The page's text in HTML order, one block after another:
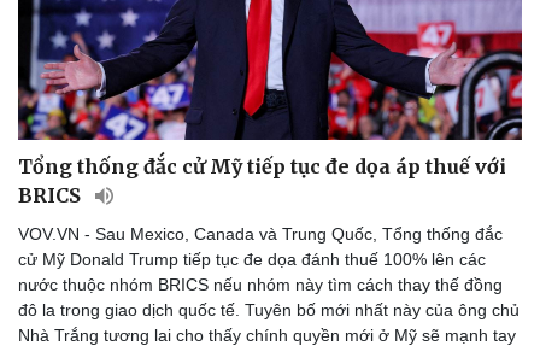
Tổng thống đắc cử Mỹ tiếp tục đe dọa áp thuế với
BRICS
VOV.VN - Sau Mexico, Canada và Trung Quốc, Tổng thống đắc
cử Mỹ Donald Trump tiếp tục đe dọa đánh thuế 100% lên các
nước thuộc nhóm BRICS nếu nhóm này tìm cách thay thế đồng
đô la trong giao dịch quốc tế. Tuyên bố mới nhất này của ông chủ
Nhà Trắng tương lai cho thấy chính quyền mới ở Mỹ sẽ mạnh tay